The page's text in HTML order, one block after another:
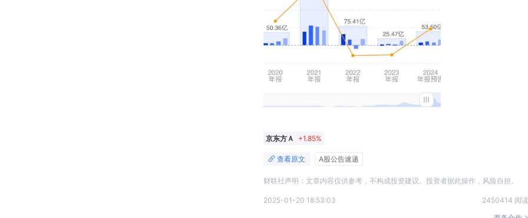
京东方Ａ +1.85%
查看原文 A股公告速递
财联社声明：文章内容仅供参考，不构成投资建议。投资者据此操作，风险自担。
2025-01-20 18:53:03
2450414 阅读